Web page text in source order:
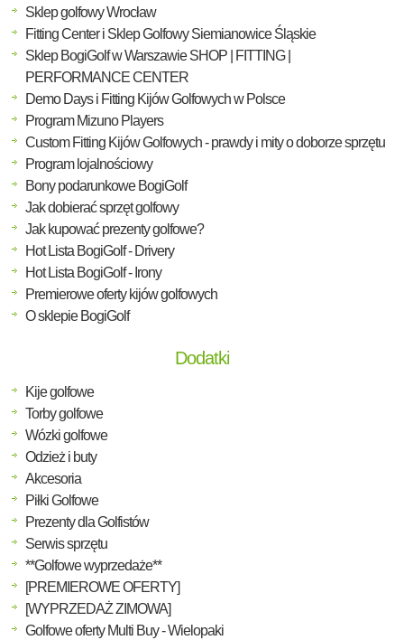
Sklep golfowy Wrocław
Fitting Center i Sklep Golfowy Siemianowice Śląskie
Sklep BogiGolf w Warszawie SHOP | FITTING |
PERFORMANCE CENTER
Demo Days i Fitting Kijów Golfowych w Polsce
Program Mizuno Players
Custom Fitting Kijów Golfowych - prawdy i mity o doborze sprzętu
Program lojalnościowy
Bony podarunkowe BogiGolf
Jak dobierać sprzęt golfowy
Jak kupować prezenty golfowe?
Hot Lista BogiGolf - Drivery
Hot Lista BogiGolf - Irony
Premierowe oferty kijów golfowych
O sklepie BogiGolf
Dodatki
Kije golfowe
Torby golfowe
Wózki golfowe
Odzież i buty
Akcesoria
Piłki Golfowe
Prezenty dla Golfistów
Serwis sprzętu
**Golfowe wyprzedaże**
[PREMIEROWE OFERTY]
[WYPRZEDAŻ ZIMOWA]
Golfowe oferty Multi Buy - Wielopaki